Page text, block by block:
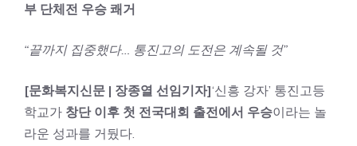
부 단체전 우승 쾌거
“끝까지 집중했다… 통진고의 도전은 계속될 것”
[문화복지신문 | 장종열 선임기자]‘신흥 강자’ 통진고등
학교가 창단 이후 첫 전국대회 출전에서 우승이라는 놀
라운 성과를 거뒀다.